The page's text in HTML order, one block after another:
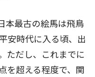
本最古の絵馬は飛鳥
安時代に入る頃、出
ただし、これまでに
を超える程度で、関